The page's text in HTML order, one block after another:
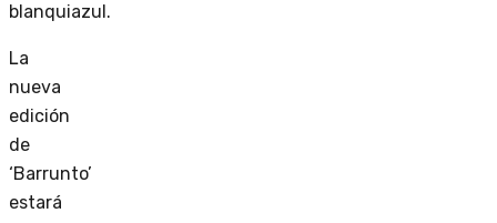
blanquiazul.
La
nueva
edición
de
‘Barrunto’
estará